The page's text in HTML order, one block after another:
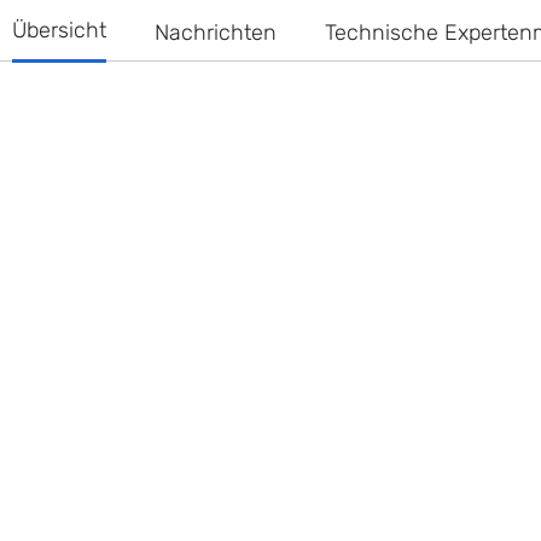
Übersicht Nachrichten Technische